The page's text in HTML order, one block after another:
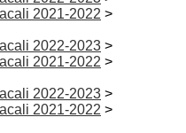
2021-2022 >
2022-2023 >
2021-2022 >
2022-2023 >
2021-2022 >